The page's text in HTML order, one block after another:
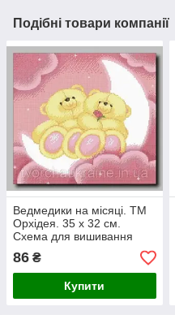
Подібні товари компанії
Ведмедики на місяці. ТМ
Орхідея. 35 х 32 см.
Схема для вишивання
бісером
86 ₴
Купити